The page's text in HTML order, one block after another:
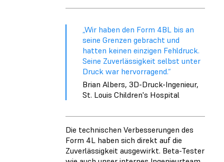
„Wir haben den Form 4BL bis an
seine Grenzen gebracht und
hatten keinen einzigen Fehldruck.
Seine Zuverlässigkeit selbst unter
Druck war hervorragend.“
Brian Albers, 3D-Druck-Ingenieur,
St. Louis Children's Hospital
Die technischen Verbesserungen des
Form 4L haben sich direkt auf die
Zuverlässigkeit ausgewirkt. Beta-Tester